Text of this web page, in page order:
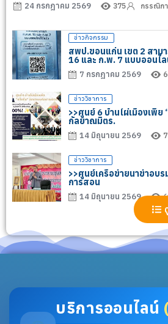
24 กรกฎาคม 2569 375 กรรณิก
ข่าวกิจกรรม
สพป.ขอนแก่น เขต 2 สาม
16 และ ก.พ. 7 แบบออนไ
Code
7 กรกฎาคม 2569
ข่าววิชาการ
>>ศูนย์ 6 บ้านไผ่เมืองเพี
กัลยาณมิตร.
14 มิถุนายน 2569
ข่าววิชาการ
>>ศูนย์เครือข่ายนาข่าอบ
การสอน
14 มิถุนายน 2569
บริการออนไลน์